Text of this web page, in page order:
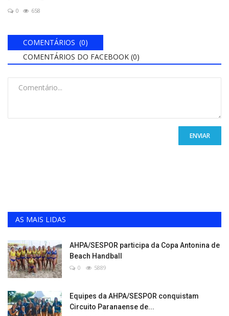
0 658
COMENTÁRIOS (0)
COMENTÁRIOS DO FACEBOOK (0)
ENVIAR
AS MAIS LIDAS
AHPA/SESPOR participa da Copa Antonina de
Beach Handball
0 5889
Equipes da AHPA/SESPOR conquistam
Circuito Paranaense de...